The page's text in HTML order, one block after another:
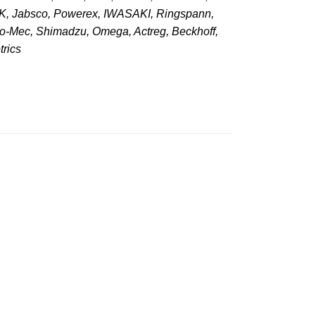
Jabsco, Powerex, IWASAKI, Ringspann,
Mec, Shimadzu, Omega, Actreg, Beckhoff,